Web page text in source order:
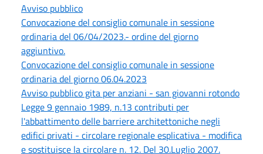
Avviso pubblico
Convocazione del consiglio comunale in sessione
ordinaria del 06/04/2023.- ordine del giorno
aggiuntivo.
Convocazione del consiglio comunale in sessione
ordinaria del giorno 06.04.2023
Avviso pubblico gita per anziani - san giovanni rotondo
Legge 9 gennaio 1989, n.13 contributi per
l'abbattimento delle barriere architettoniche negli
edifici privati - circolare regionale esplicativa - modifica
e sostituisce la circolare n. 12. Del 30.Luglio 2007.